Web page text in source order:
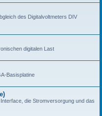
des Digitalvoltmeters DIV
digitalen Last
Basisplatine
die Stromversorgung und das